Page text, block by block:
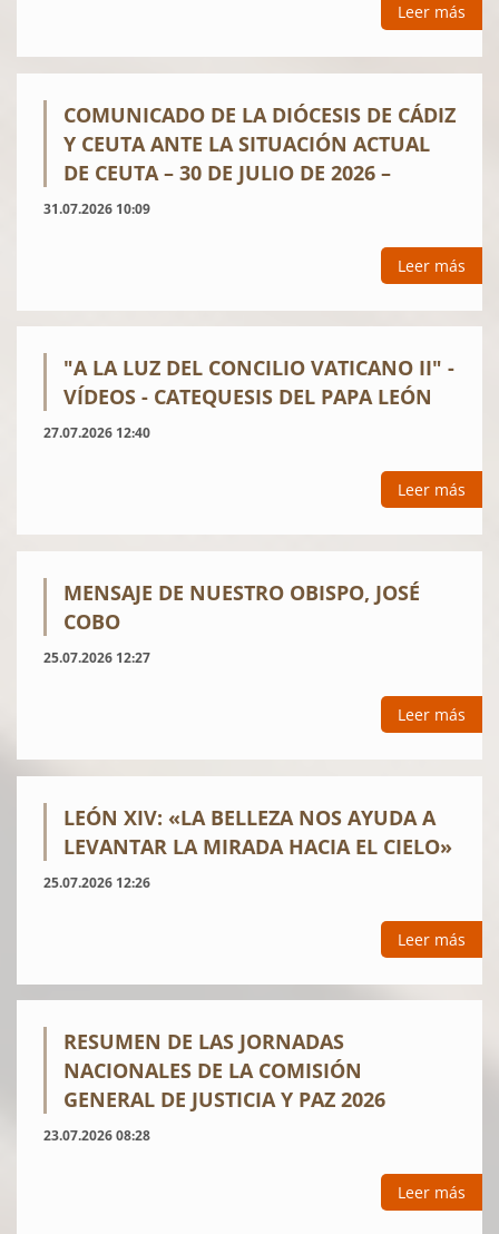
Leer más
COMUNICADO DE LA DIÓCESIS DE CÁDIZ
Y CEUTA ANTE LA SITUACIÓN ACTUAL
DE CEUTA – 30 DE JULIO DE 2026 –
31.07.2026 10:09
Leer más
"A LA LUZ DEL CONCILIO VATICANO II" -
VÍDEOS - CATEQUESIS DEL PAPA LEÓN
27.07.2026 12:40
Leer más
MENSAJE DE NUESTRO OBISPO, JOSÉ
COBO
25.07.2026 12:27
Leer más
LEÓN XIV: «LA BELLEZA NOS AYUDA A
LEVANTAR LA MIRADA HACIA EL CIELO»
25.07.2026 12:26
Leer más
RESUMEN DE LAS JORNADAS
NACIONALES DE LA COMISIÓN
GENERAL DE JUSTICIA Y PAZ 2026
23.07.2026 08:28
Leer más